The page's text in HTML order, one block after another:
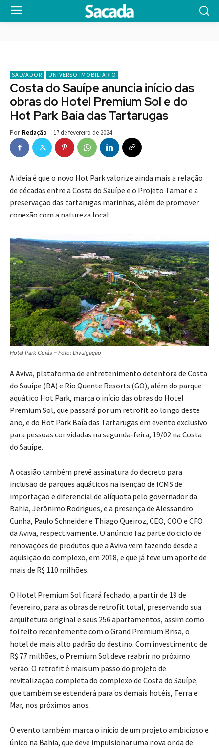
SALVADOR UNIVERSO IMOBILIÁRIO
Costa do Sauípe anuncia início das
obras do Hotel Premium Sol e do
Hot Park Baía das Tartarugas
Por Redação 17 de fevereiro de 2024
A ideia é que o novo Hot Park valorize ainda mais a relação
de décadas entre a Costa do Sauípe e o Projeto Tamar e a
preservação das tartarugas marinhas, além de promover
conexão com a natureza local
Hotel Park Goiás – Foto: Divulgação
A Aviva, plataforma de entretenimento detentora de Costa
do Sauípe (BA) e Rio Quente Resorts (GO), além do parque
aquático Hot Park, marca o início das obras do Hotel
Premium Sol, que passará por um retrofit ao longo deste
ano, e do Hot Park Baía das Tartarugas em evento exclusivo
para pessoas convidadas na segunda-feira, 19/02 na Costa
do Sauípe.
A ocasião também prevê assinatura do decreto para
inclusão de parques aquáticos na isenção de ICMS de
importação e diferencial de alíquota pelo governador da
Bahia, Jerônimo Rodrigues, e a presença de Alessandro
Cunha, Paulo Schneider e Thiago Queiroz, CEO, COO e CFO
da Aviva, respectivamente. O anúncio faz parte do ciclo de
renovações de produtos que a Aviva vem fazendo desde a
aquisição do complexo, em 2018, e que já teve um aporte de
mais de R$ 110 milhões.
O Hotel Premium Sol ficará fechado, a partir de 19 de
fevereiro, para as obras de retrofit total, preservando sua
arquitetura original e seus 256 apartamentos, assim como
foi feito recentemente com o Grand Premium Brisa, o
hotel de mais alto padrão do destino. Com investimento de
R$ 77 milhões, o Premium Sol deve reabrir no próximo
verão. O retrofit é mais um passo do projeto de
revitalização completa do complexo de Costa do Sauípe,
que também se estenderá para os demais hotéis, Terra e
Mar, nos próximos anos.
O evento também marca o início de um projeto ambicioso e
único na Bahia, que deve impulsionar uma nova onda de